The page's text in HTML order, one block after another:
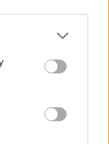
or more Google
You may click to
party tags to
in below Google